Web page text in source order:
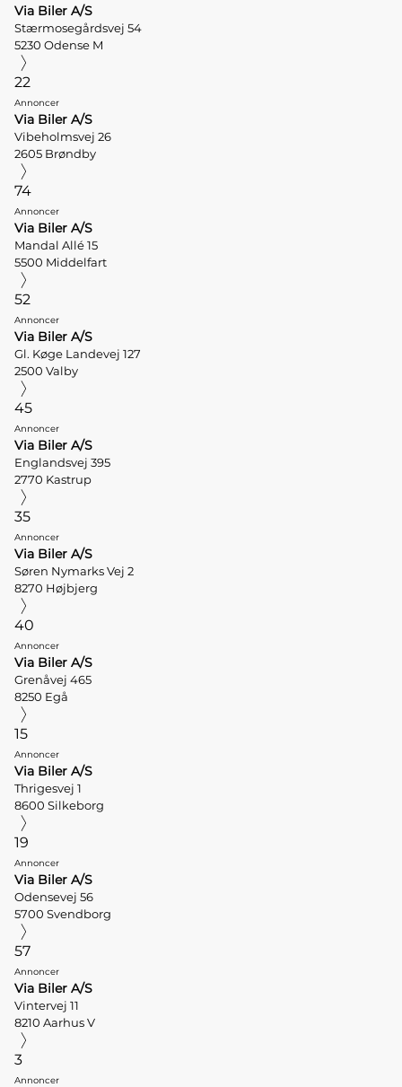
Via Biler A/S
Stærmosegårdsvej 54
5230 Odense M
22
Annoncer
Via Biler A/S
Vibeholmsvej 26
2605 Brøndby
74
Annoncer
Via Biler A/S
Mandal Allé 15
5500 Middelfart
52
Annoncer
Via Biler A/S
Gl. Køge Landevej 127
2500 Valby
45
Annoncer
Via Biler A/S
Englandsvej 395
2770 Kastrup
35
Annoncer
Via Biler A/S
Søren Nymarks Vej 2
8270 Højbjerg
40
Annoncer
Via Biler A/S
Grenåvej 465
8250 Egå
15
Annoncer
Via Biler A/S
Thrigesvej 1
8600 Silkeborg
19
Annoncer
Via Biler A/S
Odensevej 56
5700 Svendborg
57
Annoncer
Via Biler A/S
Vintervej 11
8210 Aarhus V
3
Annoncer